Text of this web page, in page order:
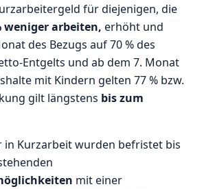
für diejenigen, die
weniger arbeiten, erhöht und
des Bezugs auf 70 % des
Entgelts und ab dem 7. Monat
mit Kindern gelten 77 % bzw.
gilt längstens bis zum
in Kurzarbeit wurden befristet bis
mit einer